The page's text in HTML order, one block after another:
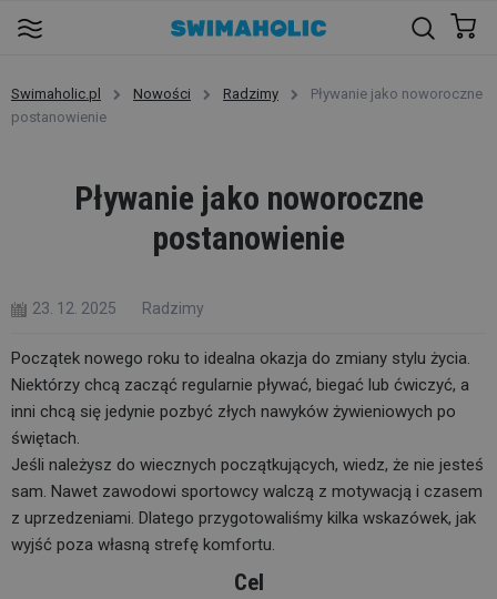
Swimaholic.pl Nowości Radzimy
Pływanie jako noworoczne
postanowienie
Pływanie jako noworoczne
postanowienie
23. 12. 2025 Radzimy
Początek nowego roku to idealna okazja do zmiany stylu życia.
Niektórzy chcą zacząć regularnie pływać, biegać lub ćwiczyć, a
inni chcą się jedynie pozbyć złych nawyków żywieniowych po
świętach.
Jeśli należysz do wiecznych początkujących, wiedz, że nie jesteś
sam. Nawet zawodowi sportowcy walczą z motywacją i czasem
z uprzedzeniami. Dlatego przygotowaliśmy kilka wskazówek, jak
wyjść poza własną strefę komfortu.
Cel